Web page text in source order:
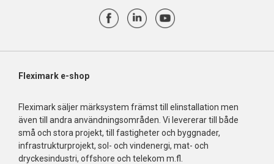
Fleximark e-shop
Fleximark säljer märksystem främst till elinstallation men
även till andra användningsområden. Vi levererar till både
små och stora projekt, till fastigheter och byggnader,
infrastrukturprojekt, sol- och vindenergi, mat- och
dryckesindustri, offshore och telekom m.fl.